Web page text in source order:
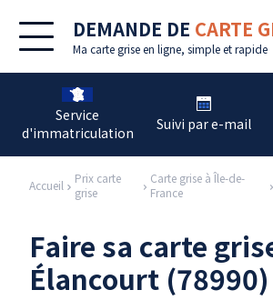
DEMANDE DE CARTE
Ma carte grise en ligne, simple et rapide
Service
d'immatriculation
Suivi par e-mail
Accueil
Prix carte
grise
Carte grise à Île-de-
France
Faire sa carte
Élancourt (78990)